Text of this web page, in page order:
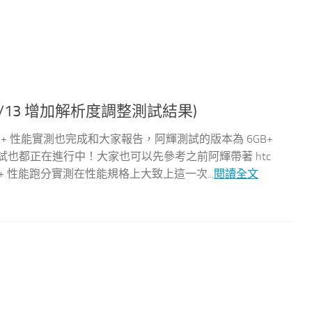
增加解析度調整測試結果)
性能實測也完成和大家報告，阿輝測試的版本為 6GB+
也都正在進行中！大家也可以先參考之前阿輝帶著 htc
性能跑分實測在性能規格上大致上這一次...閱讀全文